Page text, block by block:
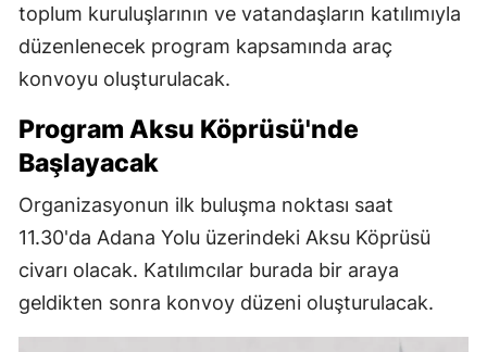
toplum kuruluşlarının ve vatandaşların katılımıyla
düzenlenecek program kapsamında araç
konvoyu oluşturulacak.
Program Aksu Köprüsü'nde
Başlayacak
Organizasyonun ilk buluşma noktası saat
11.30'da Adana Yolu üzerindeki Aksu Köprüsü
civarı olacak. Katılımcılar burada bir araya
geldikten sonra konvoy düzeni oluşturulacak.